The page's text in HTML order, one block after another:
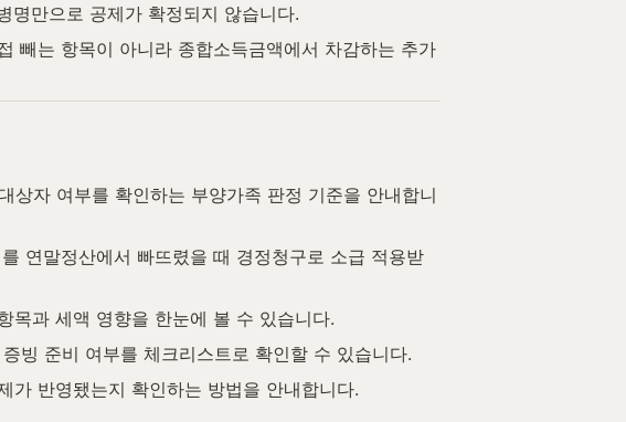
명만으로 공제가 확정되지 않습니다.
빼는 항목이 아니라 종합소득금액에서 차감하는 추가
상자 여부를 확인하는 부양가족 판정 기준을 안내합니
연말정산에서 빠뜨렸을 때 경정청구로 소급 적용받
목과 세액 영향을 한눈에 볼 수 있습니다.
빙 준비 여부를 체크리스트로 확인할 수 있습니다.
가 반영됐는지 확인하는 방법을 안내합니다.